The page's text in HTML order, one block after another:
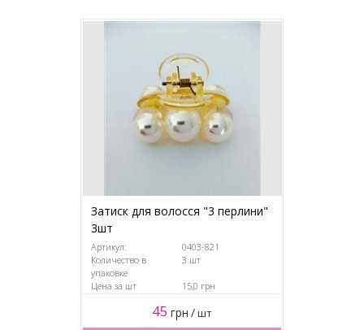
Затиск для волосся "3 перлини"
3шт
Артикул:
0403-821
Количество в
упаковке
3 шт
Цена за шт 15,0 грн
45 грн /шт